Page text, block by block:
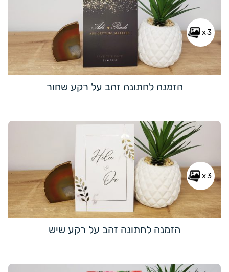
x3
הזמנה לחתונה זהב על רקע שחור
x3
הזמנה לחתונה זהב על רקע שיש